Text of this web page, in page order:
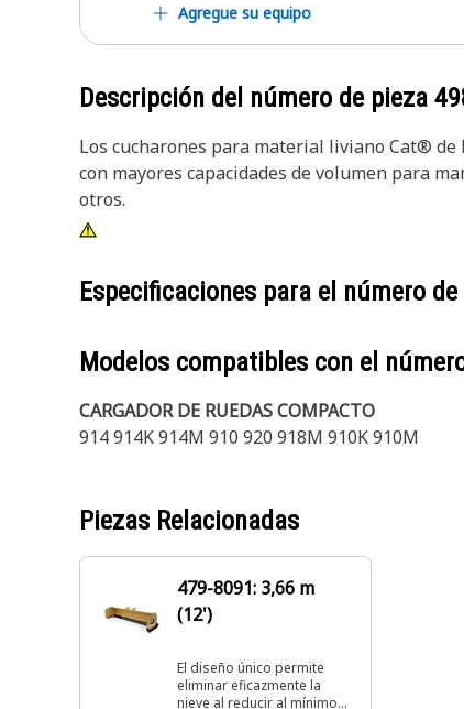
Agregue su equipo
Descripción del número de pieza
Los cucharones para material liviano Cat®
con mayores capacidades de volumen para
otros.
Especificaciones para el número
Modelos compatibles con el
CARGADOR DE RUEDAS COMPACTO
914 914K 914M 910 920 918M 910K 910M
Piezas Relacionadas
479-8091: 3,66 m
(12')
El diseño único permite
eliminar eficazmente la
nieve al reducir al mínimo